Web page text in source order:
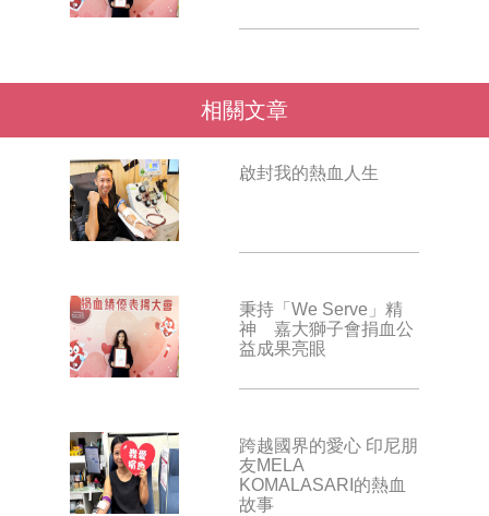
相關文章
啟封我的熱血人生
秉持「We Serve」精
神 嘉大獅子會捐血公
益成果亮眼
跨越國界的愛心 印尼朋
友MELA
KOMALASARI的熱血
故事